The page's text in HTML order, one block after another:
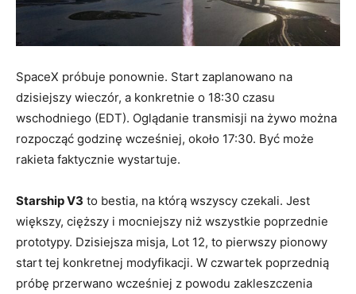
SpaceX próbuje ponownie. Start zaplanowano na
dzisiejszy wieczór, a konkretnie o 18:30 czasu
wschodniego (EDT). Oglądanie transmisji na żywo można
rozpocząć godzinę wcześniej, około 17:30. Być może
rakieta faktycznie wystartuje.
Starship V3 to bestia, na którą wszyscy czekali. Jest
większy, cięższy i mocniejszy niż wszystkie poprzednie
prototypy. Dzisiejsza misja, Lot 12, to pierwszy pionowy
start tej konkretnej modyfikacji. W czwartek poprzednią
próbę przerwano wcześniej z powodu zakleszczenia